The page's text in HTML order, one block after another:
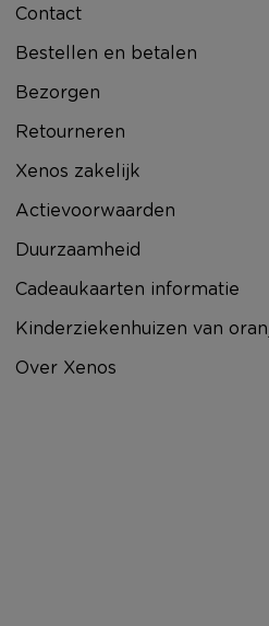
Contact
Bestellen en betalen
Bezorgen
Retourneren
Xenos zakelijk
Actievoorwaarden
Duurzaamheid
Cadeaukaarten informatie
Kinderziekenhuizen van
Over Xenos